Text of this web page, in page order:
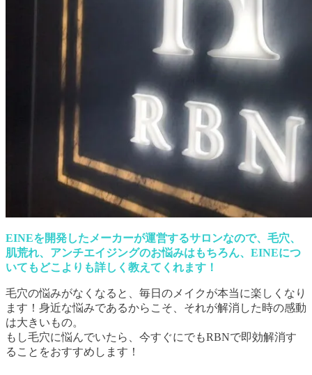
EINEを開発したメーカーが運営するサロンなので、毛穴、
肌荒れ、アンチエイジングのお悩みはもちろん、EINEにつ
いてもどこよりも詳しく教えてくれます！
毛穴の悩みがなくなると、毎日のメイクが本当に楽しくなり
ます！身近な悩みであるからこそ、それが解消した時の感動
は大きいもの。
もし毛穴に悩んでいたら、今すぐにでもRBNで即効解消す
ることをおすすめします！